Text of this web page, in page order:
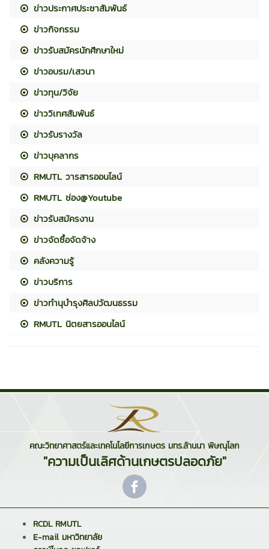
ข่าวประกาศประชาสัมพันธ์
ข่าวกิจกรรม
ข่าวรับสมัครนักศึกษาใหม่
ข่าวอบรม/เสวนา
ข่าวทุน/วิจัย
ข่าววิเทศสัมพันธ์
ข่าวรับรางวัล
ข่าวบุคลากร
RMUTL วารสารออนไลน์
RMUTL ช่อง@Youtube
ข่าวรับสมัครงาน
ข่าวจัดซื้อจัดจ้าง
คลังความรู้
ข่าวบริการ
ข่าวทำนุบำรุงศิลปวัฒนธรรม
RMUTL นิตยสารออนไลน์
คณะวิทยาศาสตร์และเทคโนโลยีการเกษตร มทร.ล้านนา พิษณุโลก
"ความเป็นเลิศด้านเกษตรปลอดภัย"
RCDL RMUTL
E-mail มหาวิทยาลัย